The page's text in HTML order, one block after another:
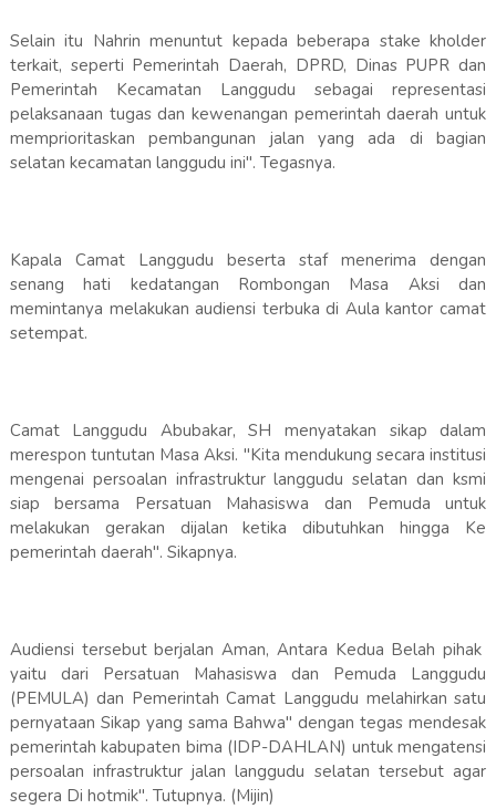
Selain itu Nahrin menuntut kepada beberapa stake kholder
terkait, seperti Pemerintah Daerah, DPRD, Dinas PUPR dan
Pemerintah Kecamatan Langgudu sebagai representasi
pelaksanaan tugas dan kewenangan pemerintah daerah untuk
memprioritaskan pembangunan jalan yang ada di bagian
selatan kecamatan langgudu ini". Tegasnya.
Kapala Camat Langgudu beserta staf menerima dengan
senang hati kedatangan Rombongan Masa Aksi dan
memintanya melakukan audiensi terbuka di Aula kantor camat
setempat.
Camat Langgudu Abubakar, SH menyatakan sikap dalam
merespon tuntutan Masa Aksi. "Kita mendukung secara institusi
mengenai persoalan infrastruktur langgudu selatan dan ksmi
siap bersama Persatuan Mahasiswa dan Pemuda untuk
melakukan gerakan dijalan ketika dibutuhkan hingga Ke
pemerintah daerah". Sikapnya.
Audiensi tersebut berjalan Aman, Antara Kedua Belah pihak
yaitu dari Persatuan Mahasiswa dan Pemuda Langgudu
(PEMULA) dan Pemerintah Camat Langgudu melahirkan satu
pernyataan Sikap yang sama Bahwa" dengan tegas mendesak
pemerintah kabupaten bima (IDP-DAHLAN) untuk mengatensi
persoalan infrastruktur jalan langgudu selatan tersebut agar
segera Di hotmik". Tutupnya. (Mijin)